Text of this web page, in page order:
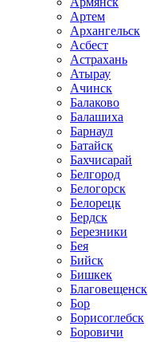
Артем
Архангельск
Асбест
Астрахань
Атырау
Ачинск
Балаково
Балашиха
Барнаул
Батайск
Бахчисарай
Белгород
Белогорск
Белорецк
Бердск
Березники
Бея
Бийск
Бишкек
Благовещенск
Бор
Борисоглебск
Боровичи